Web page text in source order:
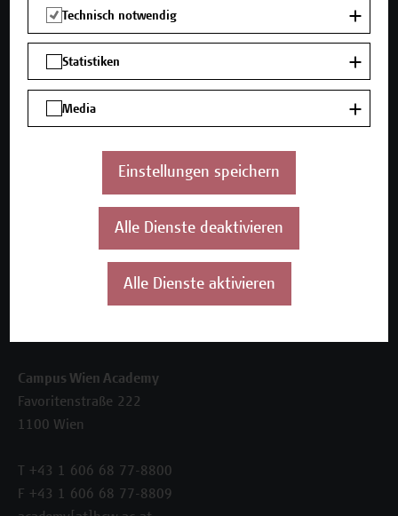
Unser Angebot
Seminare und Zertifikatsprogramme
Inhouse-Weiterbildung
Die Campus Wien Academy
Referenzen und Partner*innen
Campus Wien Academy
Favoritenstraße 222
1100 Wien
T +43 1 606 68 77-8800
F +43 1 606 68 77-8809
Technisch notwendig
Statistiken
Media
Einstellungen speichern
Alle Dienste deaktivieren
Alle Dienste aktivieren